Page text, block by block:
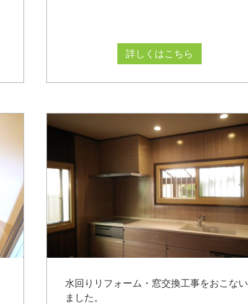
詳しくはこちら
水回りリフォーム・窓交換工事をおこない
ました。